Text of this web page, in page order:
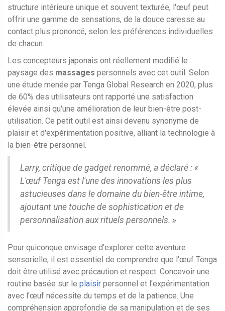
structure intérieure unique et souvent texturée, l'œuf peut
offrir une gamme de sensations, de la douce caresse au
contact plus prononcé, selon les préférences individuelles
de chacun.
Les concepteurs japonais ont réellement modifié le
paysage des massages personnels avec cet outil. Selon
une étude menée par Tenga Global Research en 2020, plus
de 60% des utilisateurs ont rapporté une satisfaction
élevée ainsi qu'une amélioration de leur bien-être post-
utilisation. Ce petit outil est ainsi devenu synonyme de
plaisir et d'expérimentation positive, alliant la technologie à
la bien-être personnel.
Larry, critique de gadget renommé, a déclaré : «
L'œuf Tenga est l'une des innovations les plus
astucieuses dans le domaine du bien-être intime,
ajoutant une touche de sophistication et de
personnalisation aux rituels personnels. »
Pour quiconque envisage d'explorer cette aventure
sensorielle, il est essentiel de comprendre que l'œuf Tenga
doit être utilisé avec précaution et respect. Concevoir une
routine basée sur le plaisir personnel et l'expérimentation
avec l'œuf nécessite du temps et de la patience. Une
compréhension approfondie de sa manipulation et de ses